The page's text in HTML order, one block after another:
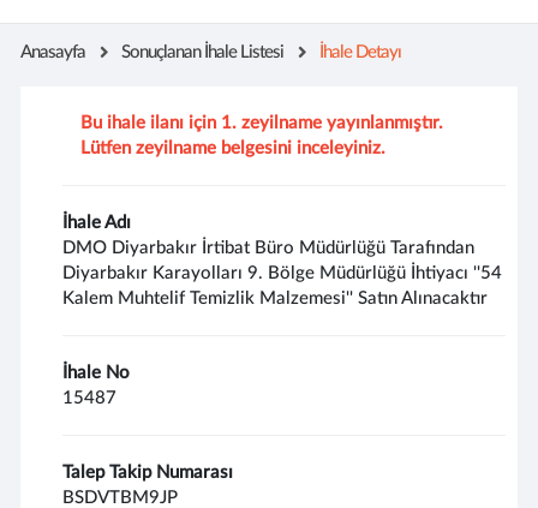
Anasayfa Sonuçlanan İhale Listesi İhale Detayı
Bu ihale ilanı için 1. zeyilname yayınlanmıştır.
Lütfen zeyilname belgesini inceleyiniz.
İhale Adı
DMO Diyarbakır İrtibat Büro Müdürlüğü Tarafından
Diyarbakır Karayolları 9. Bölge Müdürlüğü İhtiyacı ''54
Kalem Muhtelif Temizlik Malzemesi'' Satın Alınacaktır
İhale No
15487
Talep Takip Numarası
BSDVTBM9JP